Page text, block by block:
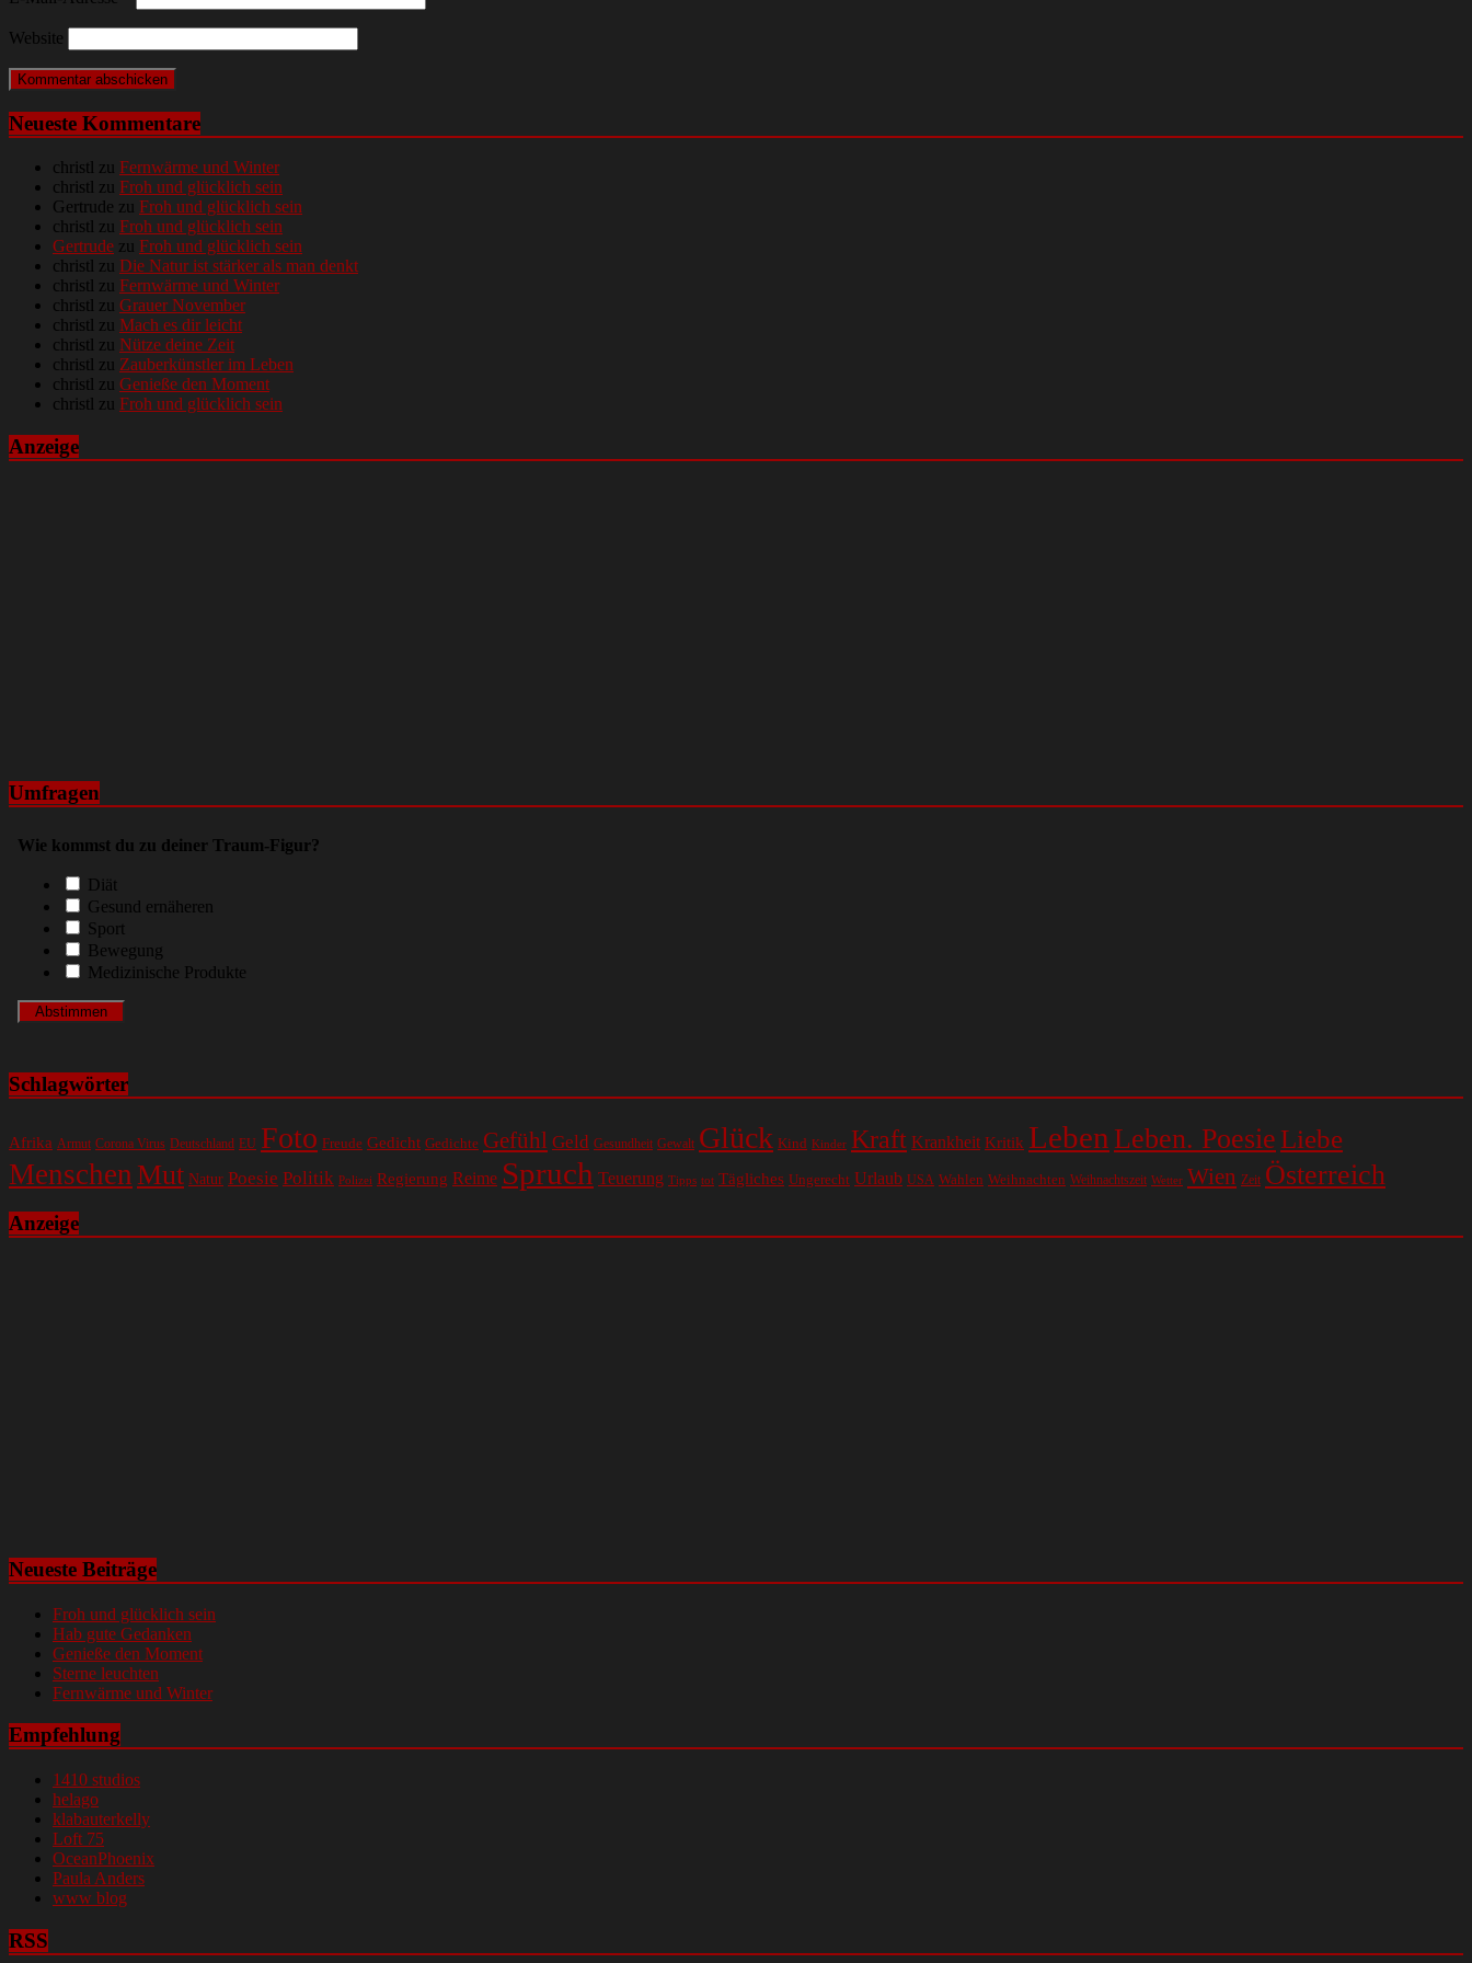
Website
Neueste Kommentare
christl zu Fernwärme und Winter
christl zu Froh und glücklich sein
Gertrude zu Froh und glücklich sein
christl zu Froh und glücklich sein
Gertrude zu Froh und glücklich sein
christl zu Die Natur ist stärker als man denkt
christl zu Fernwärme und Winter
christl zu Grauer November
christl zu Mach es dir leicht
christl zu Nütze deine Zeit
christl zu Zauberkünstler im Leben
christl zu Genieße den Moment
christl zu Froh und glücklich sein
Anzeige
Umfragen
Wie kommst du zu deiner Traum-Figur?
Diät
Gesund ernäheren
Sport
Bewegung
Medizinische Produkte
Schlagwörter
Afrika Armut Corona Virus Deutschland EU Foto Freude Gedicht Gedichte Gefühl Geld Gesundheit Gewalt Glück Kind Kinder Kraft Krankheit Kritik Leben Leben. Poesie Liebe
Menschen Mut Natur Poesie Politik Polizei Regierung Reime Spruch Teuerung Tipps tot Tägliches Ungerecht Urlaub USA Wahlen Weihnachten Weihnachtszeit Wetter Wien Zeit Österreich
Anzeige
Neueste Beiträge
Froh und glücklich sein
Hab gute Gedanken
Genieße den Moment
Sterne leuchten
Fernwärme und Winter
Empfehlung
1410 studios
helago
klabauterkelly
Loft 75
OceanPhoenix
Paula Anders
www blog
RSS